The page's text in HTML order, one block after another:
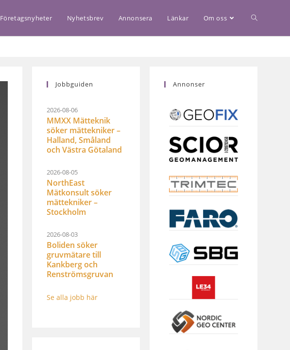
Företagsnyheter Nyhetsbrev Annonsera Länkar Om oss
Jobbguiden
2026-08-06
MMXX Mätteknik
söker mättekniker –
Halland, Småland
och Västra Götaland
2026-08-05
NorthEast
Mätkonsult söker
mättekniker –
Stockholm
2026-08-03
Boliden söker
gruvmätare till
Kankberg och
Renströmsgruvan
Se alla jobb här
Annonser